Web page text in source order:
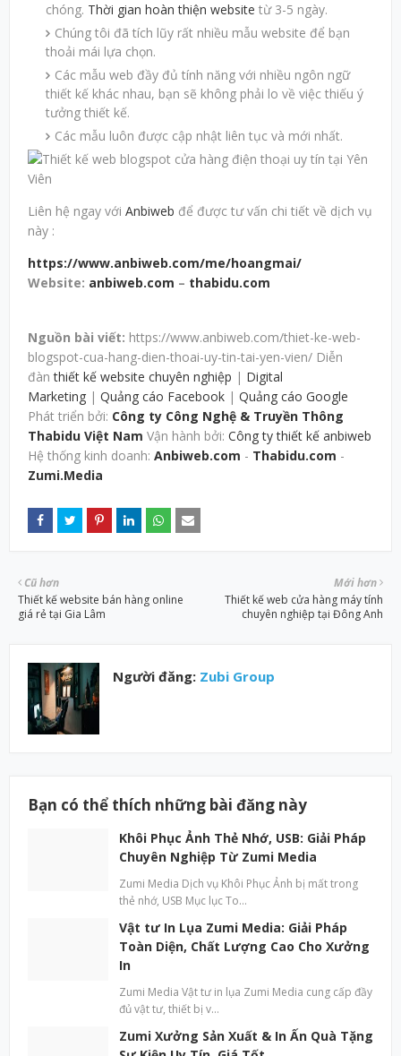
chóng. Thời gian hoàn thiện website từ 3-5 ngày.
Chúng tôi đã tích lũy rất nhiều mẫu website để bạn
thoải mái lựa chọn.
Các mẫu web đầy đủ tính năng với nhiều ngôn ngữ
thiết kế khác nhau, bạn sẽ không phải lo về việc thiếu ý
tưởng thiết kế.
Các mẫu luôn được cập nhật liên tục và mới nhất.
Liên hệ ngay với Anbiweb để được tư vấn chi tiết về dịch vụ
này :
https://www.anbiweb.com/me/hoangmai/
Website: anbiweb.com – thabidu.com
Nguồn bài viết: https://www.anbiweb.com/thiet-ke-web-
blogspot-cua-hang-dien-thoai-uy-tin-tai-yen-vien/ Diễn
đànthiết kế website chuyên nghiệp | Digital
Marketing | Quảng cáo Facebook | Quảng cáo Google
Phát triển bởi: Công ty Công Nghệ & Truyền Thông
Thabidu Việt Nam Vận hành bởi: Công ty thiết kế anbiweb
Hệ thống kinh doanh: Anbiweb.com - Thabidu.com -
Zumi.Media
Mới hơn
Thiết kế web cửa hàng máy tính
chuyên nghiệp tại Đông Anh
Cũ hơn
Thiết kế website bán hàng online
giá rẻ tại Gia Lâm
Người đăng: Zubi Group
Bạn có thể thích những bài đăng này
Khôi Phục Ảnh Thẻ Nhớ, USB: Giải Pháp
Chuyên Nghiệp Từ Zumi Media
Zumi Media Dịch vụ Khôi Phục Ảnh bị mất trong
thẻ nhớ, USB Mục lục To…
Vật tư In Lụa Zumi Media: Giải Pháp
Toàn Diện, Chất Lượng Cao Cho Xưởng
In
Zumi Media Vật tư in lụa Zumi Media cung cấp đầy
đủ vật tư, thiết bị v…
Zumi Xưởng Sản Xuất & In Ấn Quà Tặng